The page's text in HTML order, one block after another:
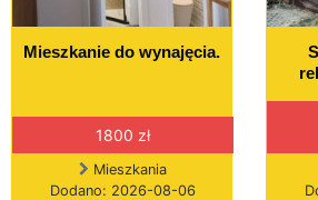
Mieszkanie do wynajęcia.
1800 zł
Mieszkania
Dodano: 2026-08-06